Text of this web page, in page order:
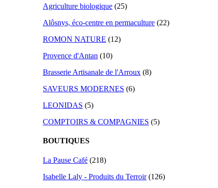
Agriculture biologique (25)
Alôsnys, éco-centre en permaculture (22)
ROMON NATURE (12)
Provence d'Antan (10)
Brasserie Artisanale de l'Arroux (8)
SAVEURS MODERNES (6)
LEONIDAS (5)
COMPTOIRS & COMPAGNIES (5)
BOUTIQUES
La Pause Café (218)
Isabelle Laly - Produits du Terroir(126)